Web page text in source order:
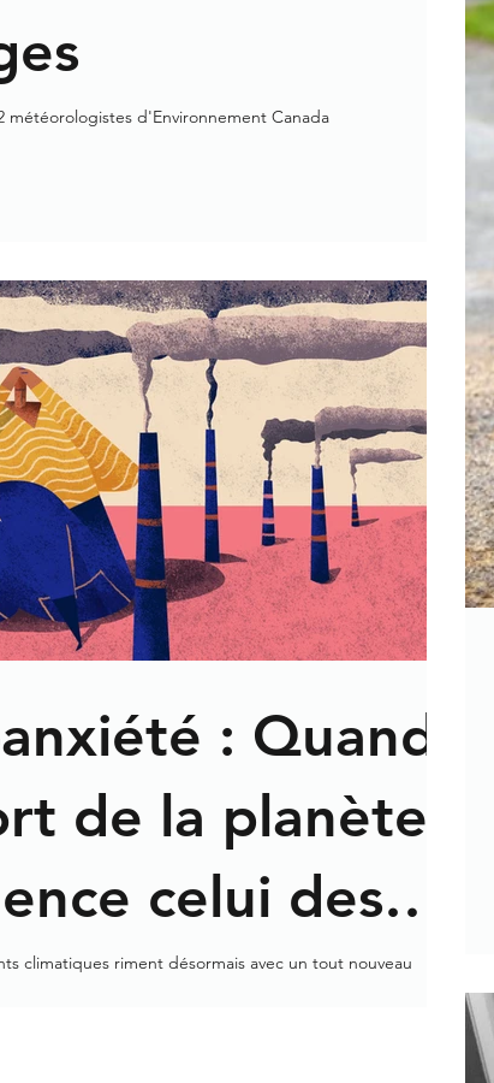
météorologistes d'Environnement Canada
: Quand
de la planète
celui des
climatiques riment désormais avec un tout nouveau